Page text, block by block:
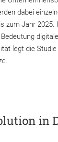
dabei
zum Jahr
legt die
in